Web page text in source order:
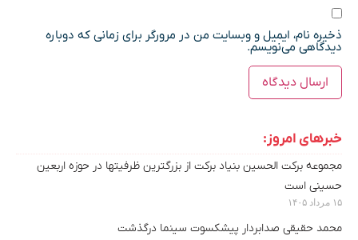
ذخیره نام، ایمیل و وبسایت من در مرورگر برای زمانی که دوباره
دیدگاهی می‌نویسم.
خبرهای امروز:
مجموعه برکت الحسین بنیاد برکت از بزرگترین ظرفیتها در حوزه اربعین
حسینی است
۱۵ مرداد ۱۴۰۵
محمد حقیقی صدابردار پیشکسوت سینما درگذشت